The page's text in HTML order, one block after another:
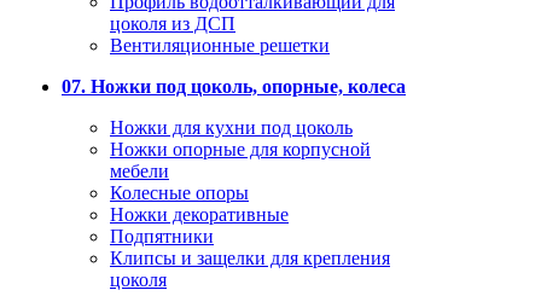
цоколя из ДСП
Вентиляционные решетки
07. Ножки под цоколь, опорные, колеса
Ножки для кухни под цоколь
Ножки опорные для корпусной
мебели
Колесные опоры
Ножки декоративные
Подпятники
Клипсы и защелки для крепления
цоколя